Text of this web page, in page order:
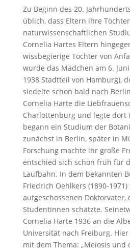
Zu Beginn des 20.
üblich, dass Eltern ihre
naturwissenschaftlichen
Cornelia Hartes Eltern
wissbegierige Tochter von
wurde das Mädchen am 6.
1938 Stadtteil von Hamburg),
siedelte schon bald nach
Cornelia Harte die
Charlottenburg und legte dort
begann ein Studium der
zunächst in Berlin, später in
Forschung machte ihr große
entschied sich schon früh für
Laufbahn. In dem bekannten
Friedrich Oehlkers (1890-
aufgeschossenen Doktorvater,
Studentinnen schätzte.
Cornelia Harte 1936 an die
Universität nach Freiburg.
mit dem Thema: „Meiosis und